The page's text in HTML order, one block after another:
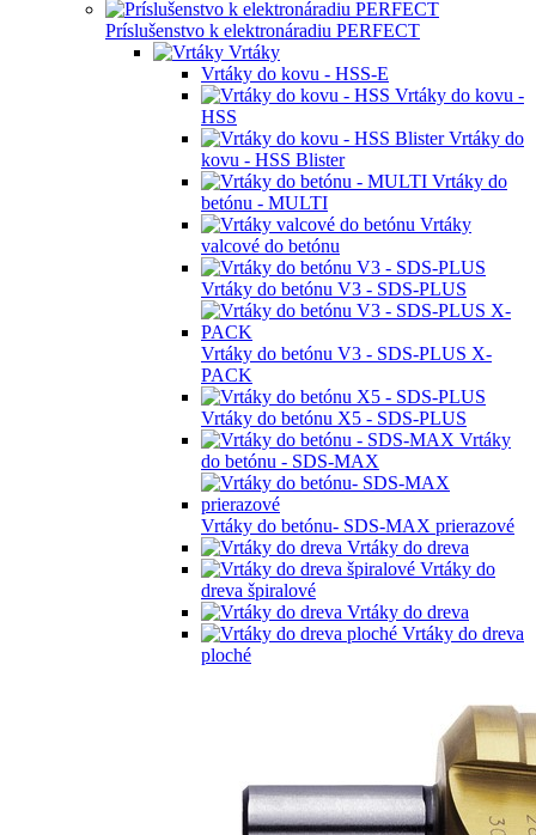
Príslušenstvo k elektronáradiu PERFECT
Vrtáky
Vrtáky do kovu - HSS-E
Vrtáky do kovu -
HSS
Vrtáky do
kovu - HSS Blister
Vrtáky do
betónu - MULTI
Vrtáky
valcové do betónu
Vrtáky do betónu V3 - SDS-PLUS
Vrtáky do betónu V3 - SDS-PLUS X-
PACK
Vrtáky do betónu X5 - SDS-PLUS
Vrtáky
do betónu - SDS-MAX
Vrtáky do betónu- SDS-MAX prierazové
Vrtáky do dreva
Vrtáky do
dreva špiralové
Vrtáky do dreva
Vrtáky do dreva
ploché